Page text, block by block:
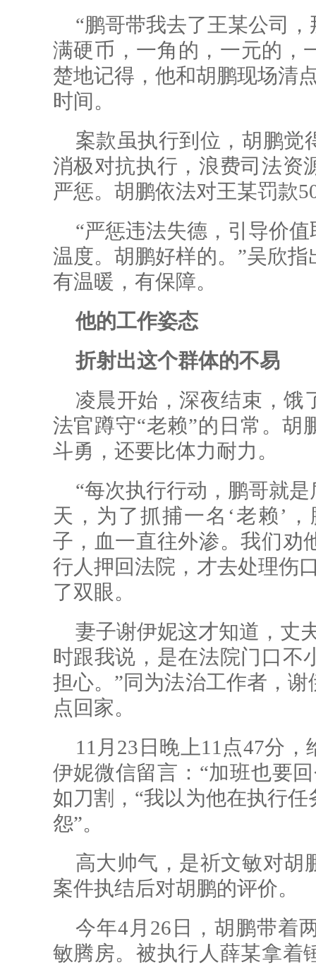
“鹏哥带我去了王某公司
满硬币，一角的，一元的，
楚地记得，他和胡鹏现场清
时间。
案款虽执行到位，胡鹏觉
消极对抗执行，浪费司法资
严惩。胡鹏依法对王某罚款
“严惩违法失德，引导价
温度。胡鹏好样的。”吴欣
有温暖，有保障。
他的工作姿态
折射出这个群体的不易
凌晨开始，深夜结束，饿
法官蹲守“老赖”的日常。胡
斗勇，还要比体力耐力。
“每次执行行动，鹏哥就
天，为了抓捕一名‘老赖’
子，血一直往外渗。我们劝
行人押回法院，才去处理伤
了双眼。
妻子谢伊妮这才知道，丈
时跟我说，是在法院门口不
担心。”同为法治工作者，
点回家。
11月23日晚上11点47分
伊妮微信留言：“加班也要
如刀割，“我以为他在执行
怨”。
高大帅气，是祈文敏对胡
案件执结后对胡鹏的评价。
今年4月26日，胡鹏带着
敏腾房。被执行人薛某拿着